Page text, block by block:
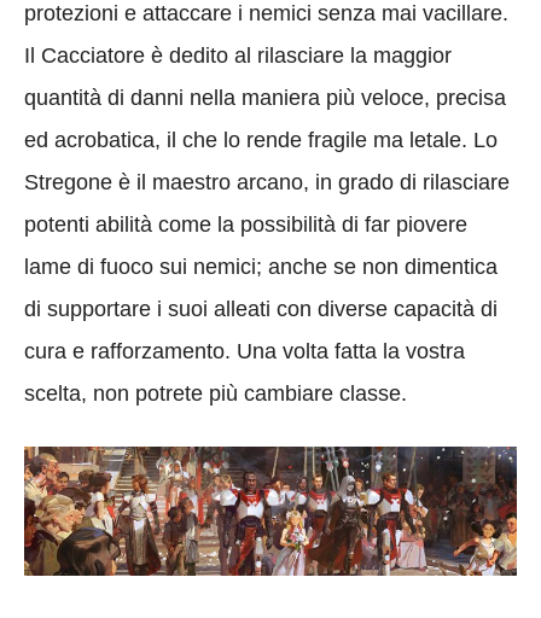
protezioni e attaccare i nemici senza mai vacillare.
Il Cacciatore è dedito al rilasciare la maggior
quantità di danni nella maniera più veloce, precisa
ed acrobatica, il che lo rende fragile ma letale. Lo
Stregone è il maestro arcano, in grado di rilasciare
potenti abilità come la possibilità di far piovere
lame di fuoco sui nemici; anche se non dimentica
di supportare i suoi alleati con diverse capacità di
cura e rafforzamento. Una volta fatta la vostra
scelta, non potrete più cambiare classe.